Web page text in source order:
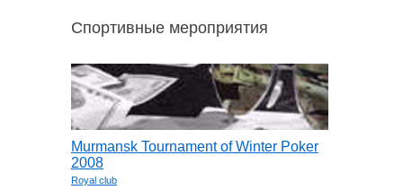
Спортивные мероприятия
Murmansk Tournament of Winter Poker
2008
Royal club